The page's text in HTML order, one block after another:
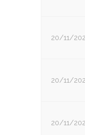
20/11/
20/11/
20/11/